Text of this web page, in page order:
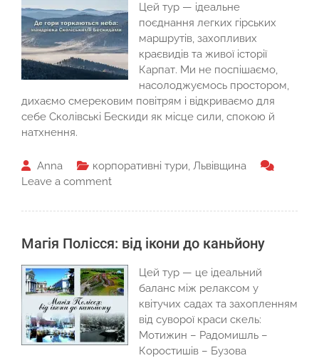
Цей тур — ідеальне
поєднання легких гірських
маршрутів, захопливих
краєвидів та живої історії
Карпат. Ми не поспішаємо,
насолоджуємось простором,
дихаємо смерековим повітрям і відкриваємо для
себе Сколівські Бескиди як місце сили, спокою й
натхнення.
Anna корпоративні тури, Львівщина
Leave a comment
Магія Полісся: від ікони до каньйону
Цей тур — це ідеальний
баланс між релаксом у
квітучих садах та захопленням
від суворої краси скель:
Мотижин – Радомишль –
Коростишів – Бузова